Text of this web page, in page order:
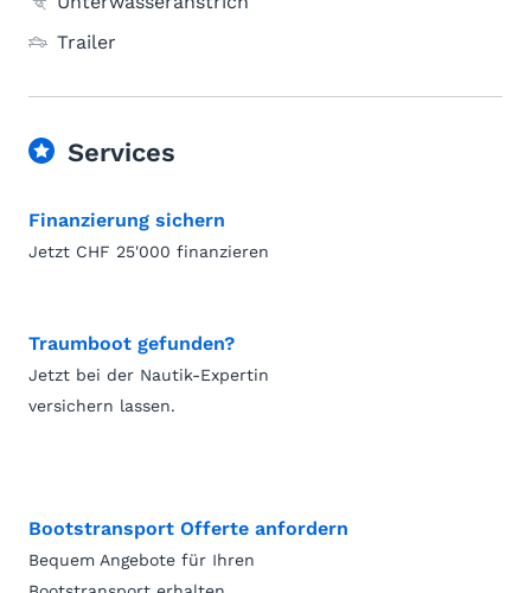
Trailer
Services
Finanzierung sichern
Jetzt CHF 25'000 finanzieren
Traumboot gefunden?
Jetzt bei der Nautik-Expertin
versichern lassen.
Bootstransport Offerte anfordern
Bequem Angebote für Ihren